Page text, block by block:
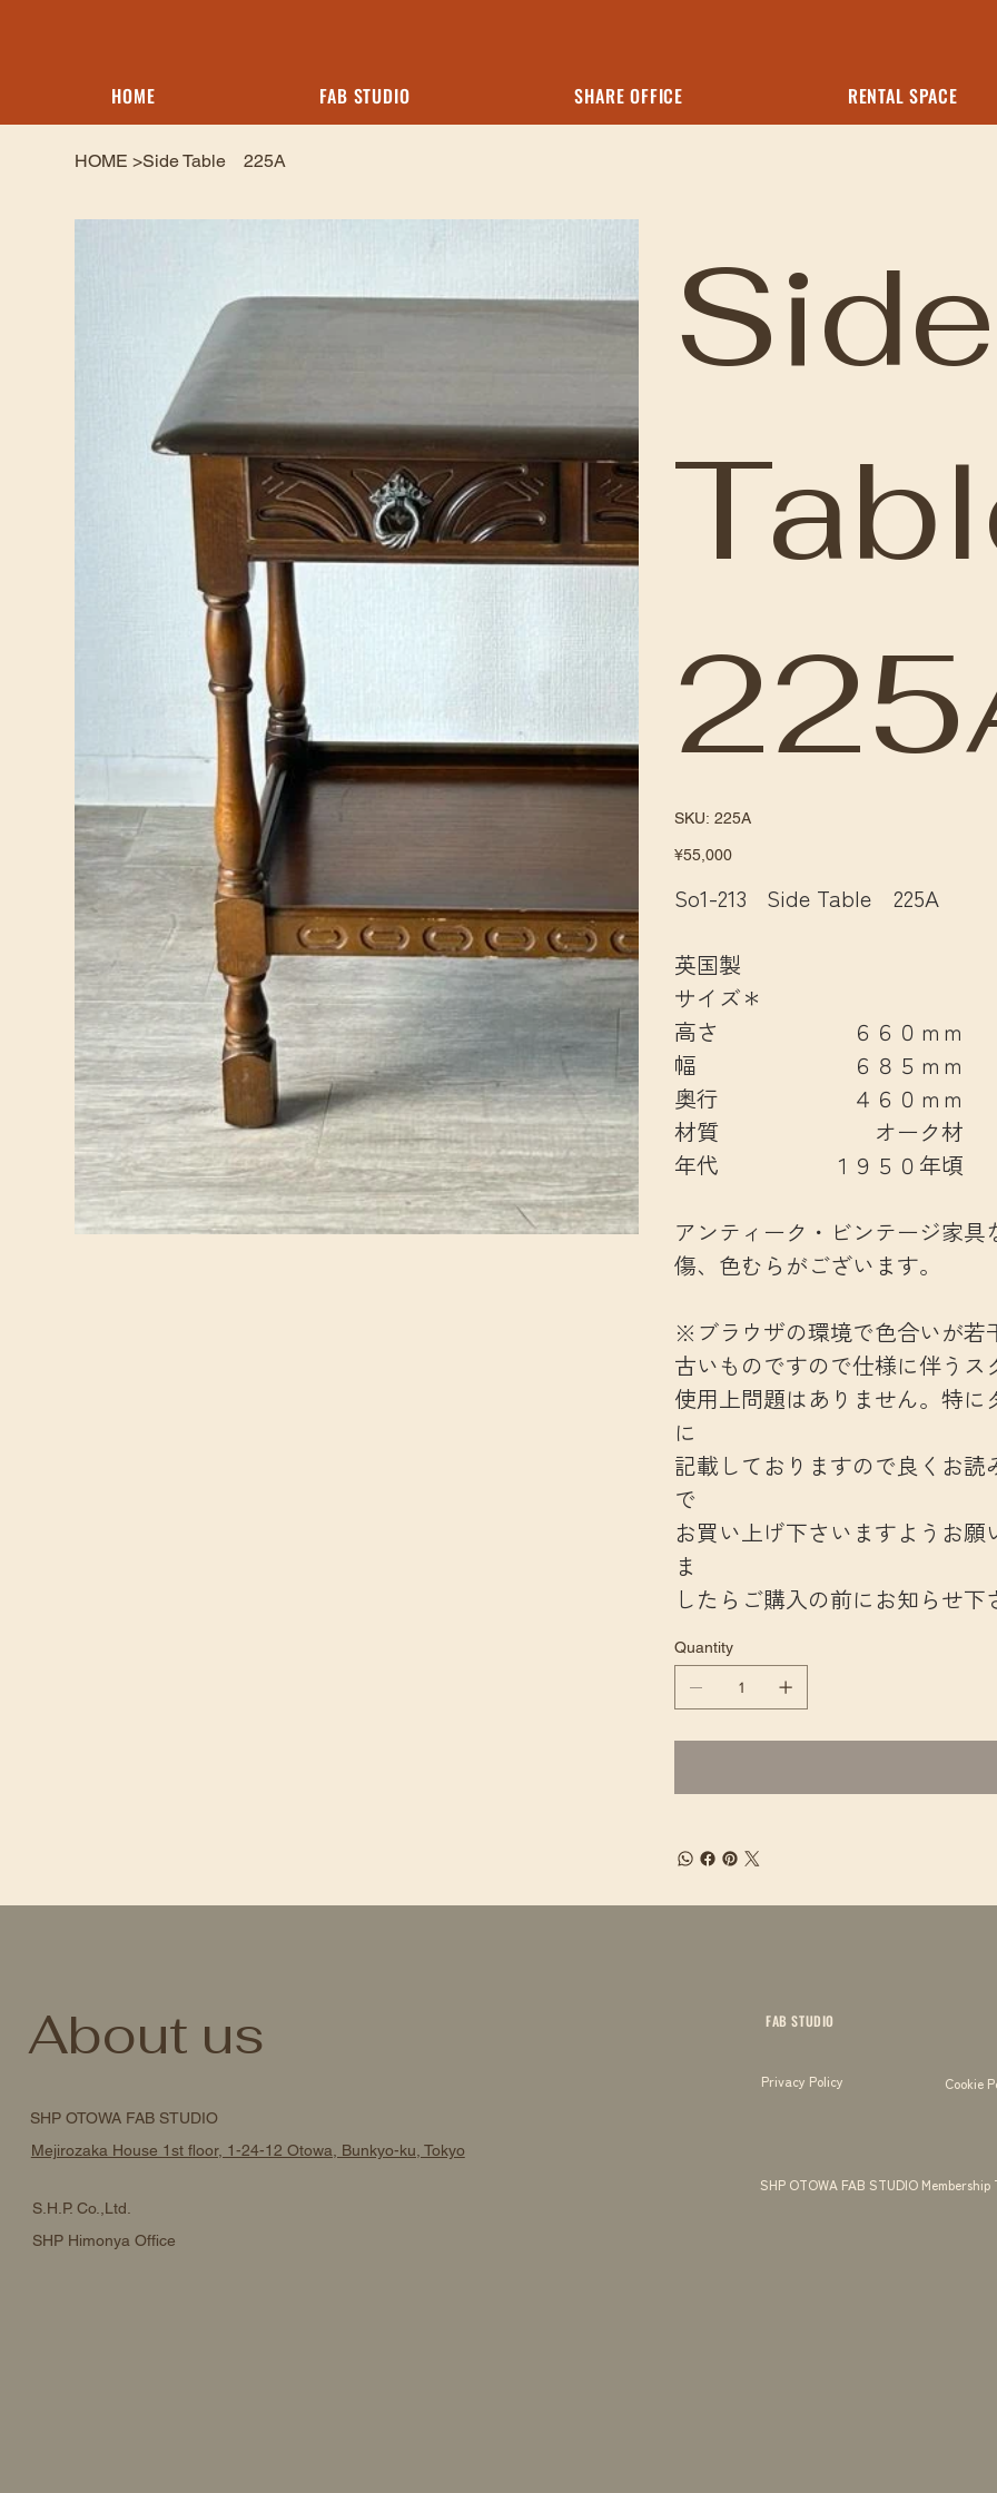
HOME FAB STUDIO SHARE OFFICE RENTAL SPACE
HOME >Side Table 225A
Side
SKU: SKU
225A
225A
Price
¥55,000
So1-213 Side Table 225A
英国製
サイズ＊
高さ ６６０ｍｍ
幅 ６８５ｍｍ
奥行 ４６０ｍｍ
材質 オーク材
年代 １９５０年頃
アンティーク・ビンテージ家
傷、色むらがございます。
※ブラウザの環境で色合いが若
古いものですので仕様に伴う
使用上問題はありません。特
に
記載しておりますので良くお
で
お買い上げ下さいますようお
ま
したらご購入の前にお知らせ下
Quantity
FAB STUDIO
Privacy Policy Cookie
SHP OTOWA FAB STUDIO
Mejirozaka House 1st floor, 1-24-12 Otowa, Bunkyo-ku, Tokyo
S.H.P. Co.,Ltd.
SHP Himonya Office
About us